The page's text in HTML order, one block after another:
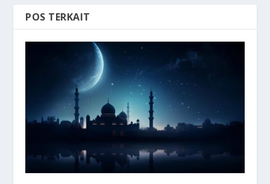
POS TERKAIT